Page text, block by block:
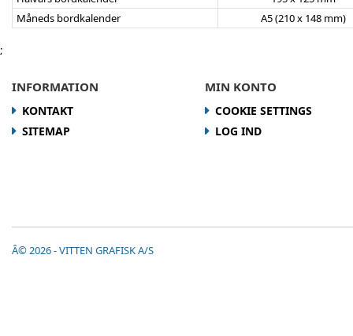
Måneds bordkalender
A5 (210 x 148 mm)
;
INFORMATION
KONTAKT
SITEMAP
Â© 2026 - VITTEN GRAFISK A/S
MIN KONTO
COOKIE SETTINGS
LOG IND